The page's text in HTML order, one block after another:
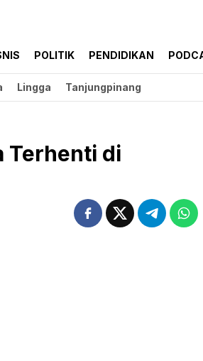
POLITIK PENDIDIKAN
Lingga Tanjungpinang
Terhenti di